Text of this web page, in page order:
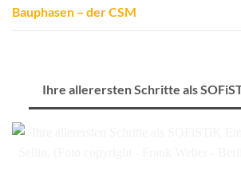
Bauphasen – der CSM
Ihre allerersten Schritte als